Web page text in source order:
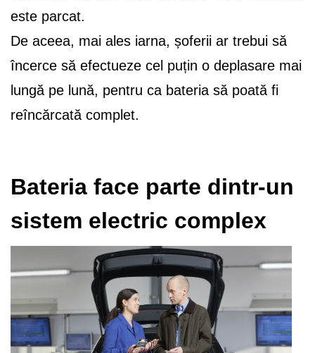
este parcat.
De aceea, mai ales iarna, șoferii ar trebui să
încerce să efectueze cel puțin o deplasare mai
lungă pe lună, pentru ca bateria să poată fi
reîncărcată complet.
Bateria face parte dintr-un
sistem electric complex